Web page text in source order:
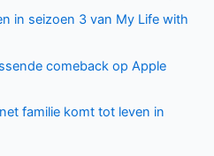
in seizoen 3 van My Life with
comeback op Apple
familie komt tot leven in